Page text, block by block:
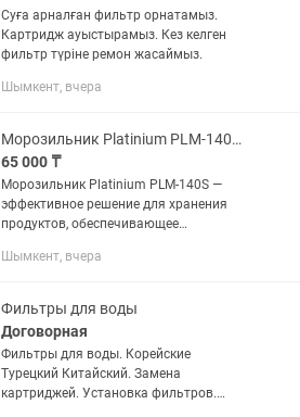
Суға арналған фильтр орнатамыз.
Картридж ауыстырамыз. Кез келген
фильтр түріне ремон жасаймыз.
Шымкент, вчера
Морозильник Platinium PLM-140S 140 л серый
65 000 ₸
Морозильник Platinium PLM-140S —
эффективное решение для хранения
продуктов, обеспечивающее
объёмом 140 литров, он идеально
Шымкент, вчера
Фильтры для воды
Договорная
Фильтры для воды. Корейские
Турецкий Китайский. Замена
картриджей. Установка фильтров.